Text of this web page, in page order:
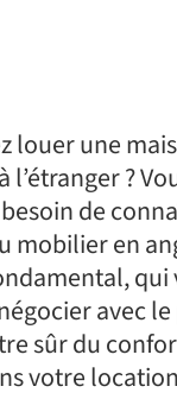
louer une
?
de
mobilier en
qui
avec
sûr du
votre